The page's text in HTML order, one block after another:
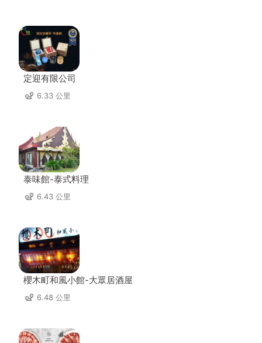
定迎有限公司
6.33 公里
泰味館-泰式料理
6.43 公里
櫻木町和風小館-大眾居酒屋
6.48 公里